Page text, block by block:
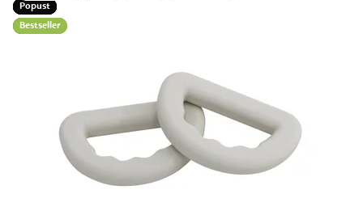
P
Popust
Popust
Bestseller
Popust
Popust
Bestseller
Popust
Novo
Popust
Bestseller
Popust
Popust